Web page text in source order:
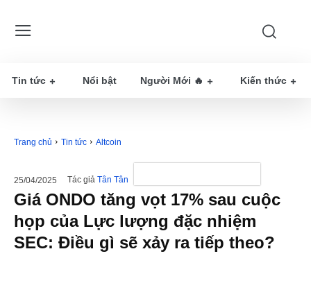
Tin tức Nổi bật Người Mới 🔥 Kiến thức
Trang chủ Tin tức Altcoin
25/04/2025 Tác giả Tân Tân
Giá ONDO tăng vọt 17% sau cuộc
họp của Lực lượng đặc nhiệm
SEC: Điều gì sẽ xảy ra tiếp theo?